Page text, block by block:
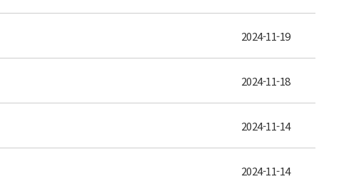
2024-11-19
2024-11-18
2024-11-14
2024-11-14